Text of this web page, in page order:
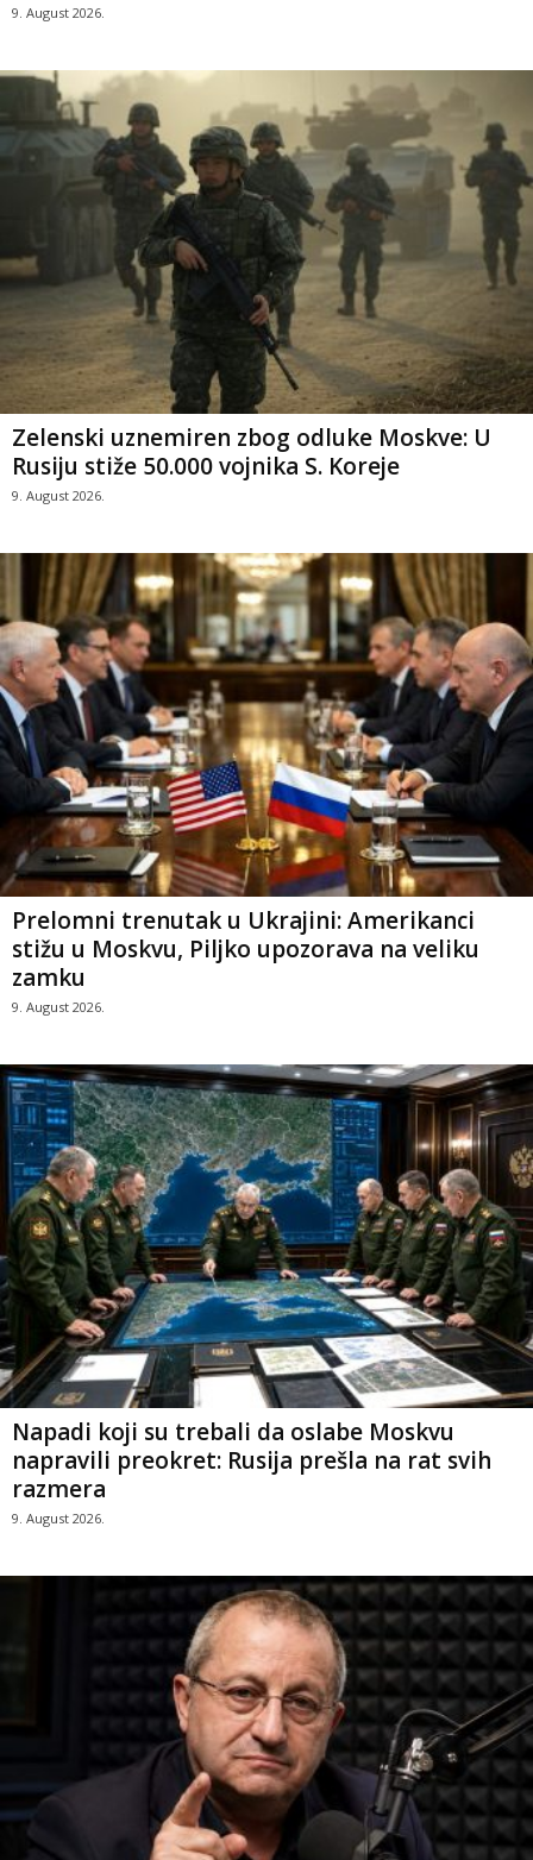
9. August 2026.
Zelenski uznemiren zbog odluke Moskve: U
Rusiju stiže 50.000 vojnika S. Koreje
9. August 2026.
Prelomni trenutak u Ukrajini: Amerikanci
stižu u Moskvu, Piljko upozorava na veliku
zamku
9. August 2026.
Napadi koji su trebali da oslabe Moskvu
napravili preokret: Rusija prešla na rat svih
razmera
9. August 2026.